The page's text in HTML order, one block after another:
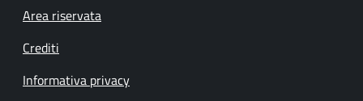
Footer menu
Area riservata
Crediti
Informativa privacy